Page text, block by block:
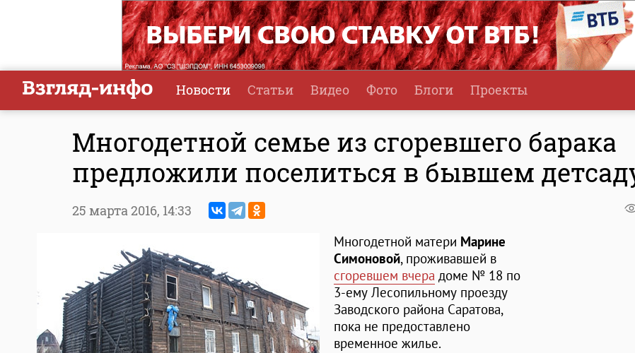
Новости Статьи Видео Фото Блоги Проекты
Многодетной семье из сгоревшего барака
предложили поселиться в бывшем
25 марта 2016, 14:33
Многодетной матери Марине
Симоновой, проживавшей в
сгоревшем вчера доме № 18 по
3-ему Лесопильному проезду
Заводского района Саратова,
пока не предоставлено
временное жилье.